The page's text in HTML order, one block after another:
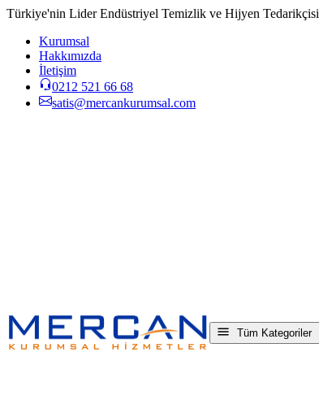
Türkiye'nin Lider Endüstriyel Temizlik ve Hijyen Tedarikçisi
Kurumsal
Hakkımızda
İletişim
0212 521 66 68
satis@mercankurumsal.com
Tüm Kategoriler